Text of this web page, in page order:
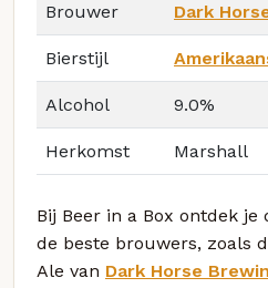
Brouwer Dark
Bierstijl
Alcohol 9.0%
Herkomst Marshall
Bij Beer in a Box ontdek je
de beste brouwers, zoals
Ale van Dark Horse